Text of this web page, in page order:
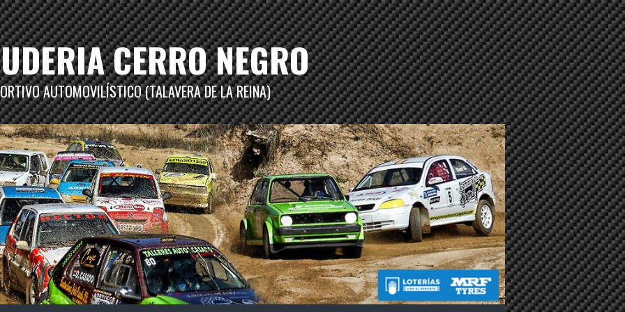
CERRO NEGRO
AUTOMOVILÍSTICO (TALAVERA DE LA REINA)